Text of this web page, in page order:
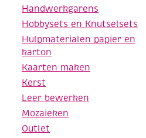
Handwerkgarens
Hobbysets en Knutselsets
Hulpmaterialen papier en
karton
Kaarten maken
Kerst
Leer bewerken
Mozaieken
Outlet